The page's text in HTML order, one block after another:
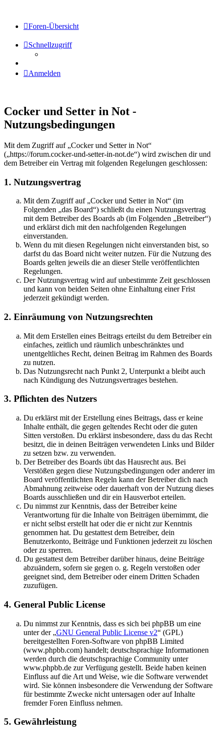
Foren-Übersicht
Schnellzugriff
Anmelden
Cocker und Setter in Not -
Nutzungsbedingungen
Mit dem Zugriff auf „Cocker und Setter in Not“
(„https://forum.cocker-und-setter-in-not.de“) wird zwischen dir und
dem Betreiber ein Vertrag mit folgenden Regelungen geschlossen:
1. Nutzungsvertrag
Mit dem Zugriff auf „Cocker und Setter in Not“ (im
Folgenden „das Board“) schließt du einen Nutzungsvertrag
mit dem Betreiber des Boards ab (im Folgenden „Betreiber“)
und erklärst dich mit den nachfolgenden Regelungen
einverstanden.
Wenn du mit diesen Regelungen nicht einverstanden bist, so
darfst du das Board nicht weiter nutzen. Für die Nutzung des
Boards gelten jeweils die an dieser Stelle veröffentlichten
Regelungen.
Der Nutzungsvertrag wird auf unbestimmte Zeit geschlossen
und kann von beiden Seiten ohne Einhaltung einer Frist
jederzeit gekündigt werden.
2. Einräumung von Nutzungsrechten
Mit dem Erstellen eines Beitrags erteilst du dem Betreiber ein
einfaches, zeitlich und räumlich unbeschränktes und
unentgeltliches Recht, deinen Beitrag im Rahmen des Boards
zu nutzen.
Das Nutzungsrecht nach Punkt 2, Unterpunkt a bleibt auch
nach Kündigung des Nutzungsvertrages bestehen.
3. Pflichten des Nutzers
Du erklärst mit der Erstellung eines Beitrags, dass er keine
Inhalte enthält, die gegen geltendes Recht oder die guten
Sitten verstoßen. Du erklärst insbesondere, dass du das Recht
besitzt, die in deinen Beiträgen verwendeten Links und Bilder
zu setzen bzw. zu verwenden.
Der Betreiber des Boards übt das Hausrecht aus. Bei
Verstößen gegen diese Nutzungsbedingungen oder anderer im
Board veröffentlichten Regeln kann der Betreiber dich nach
Abmahnung zeitweise oder dauerhaft von der Nutzung dieses
Boards ausschließen und dir ein Hausverbot erteilen.
Du nimmst zur Kenntnis, dass der Betreiber keine
Verantwortung für die Inhalte von Beiträgen übernimmt, die
er nicht selbst erstellt hat oder die er nicht zur Kenntnis
genommen hat. Du gestattest dem Betreiber, dein
Benutzerkonto, Beiträge und Funktionen jederzeit zu löschen
oder zu sperren.
Du gestattest dem Betreiber darüber hinaus, deine Beiträge
abzuändern, sofern sie gegen o. g. Regeln verstoßen oder
geeignet sind, dem Betreiber oder einem Dritten Schaden
zuzufügen.
4. General Public License
Du nimmst zur Kenntnis, dass es sich bei phpBB um eine
unter der „GNU General Public License v2“ (GPL)
bereitgestellten Foren-Software von phpBB Limited
(www.phpbb.com) handelt; deutschsprachige Informationen
werden durch die deutschsprachige Community unter
www.phpbb.de zur Verfügung gestellt. Beide haben keinen
Einfluss auf die Art und Weise, wie die Software verwendet
wird. Sie können insbesondere die Verwendung der Software
für bestimmte Zwecke nicht untersagen oder auf Inhalte
fremder Foren Einfluss nehmen.
5. Gewährleistung